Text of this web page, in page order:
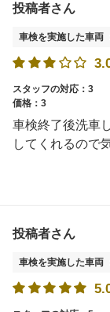
投稿者さん
車検を実施した車両
スタッフの対応：3
価格：3
車検終了後洗車
してくれるので
投稿者さん
車検を実施した車両